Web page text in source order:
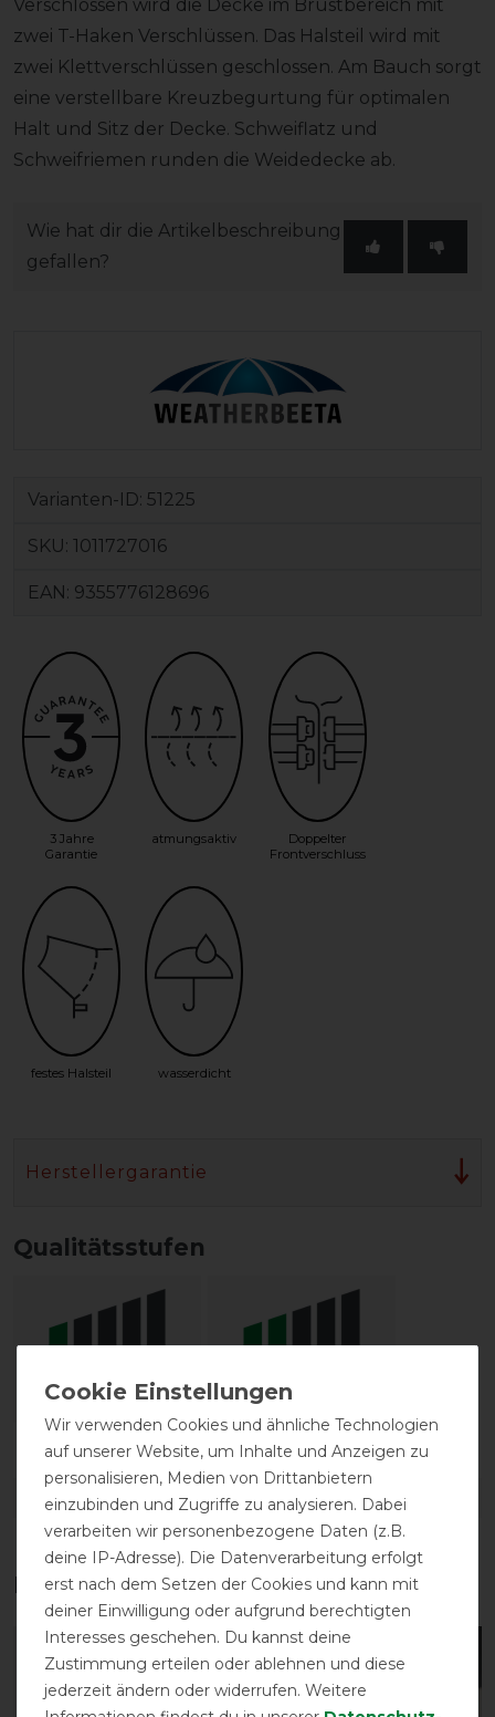
Verschlossen wird die Decke im Brustbereich mit
zwei T-Haken Verschlüssen. Das Halsteil wird mit
zwei Klettverschlüssen geschlossen. Am Bauch sorgt
eine verstellbare Kreuzbegurtung für optimalen
Halt und Sitz der Decke. Schweiflatz und
Schweifriemen runden die Weidedecke ab.
Wie hat dir die Artikelbeschreibung
gefallen?
Varianten-ID: 51225
SKU: 1011727016
EAN: 9355776128696
3 Jahre
Garantie
atmungsaktiv
Doppelter
Frontverschluss
festes Halsteil wasserdicht
Herstellergarantie
Qualitätsstufen
Reißfestigkeit Wasserdichtigkeit
DETAILS ZUR PRODUKTSICHERHEIT
Das perfekte Zubehör für dich
-10% -10%
Wir verwenden Cookies und ähnliche Technologien
auf unserer Website, um Inhalte und Anzeigen zu
personalisieren, Medien von Drittanbietern
einzubinden und Zugriffe zu analysieren. Dabei
verarbeiten wir personenbezogene Daten (z.B.
deine IP-Adresse). Die Datenverarbeitung erfolgt
erst nach dem Setzen der Cookies und kann mit
deiner Einwilligung oder aufgrund berechtigten
Interesses geschehen. Du kannst deine
Zustimmung erteilen oder ablehnen und diese
jederzeit ändern oder widerrufen. Weitere